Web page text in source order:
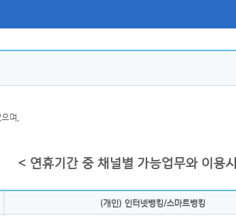
며,
< 연휴기간 중 채널별 가능업무와 이용
(개인) 인터넷뱅킹/스마트뱅킹